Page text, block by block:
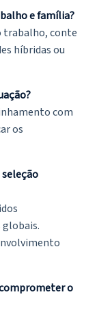
e família?
trabalho, conte
híbridas ou
com
os
seleção
o